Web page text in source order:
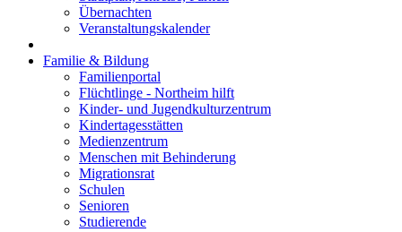
Übernachten
Veranstaltungskalender
Familie & Bildung
Familienportal
Flüchtlinge - Northeim hilft
Kinder- und Jugendkulturzentrum
Kindertagesstätten
Medienzentrum
Menschen mit Behinderung
Migrationsrat
Schulen
Senioren
Studierende